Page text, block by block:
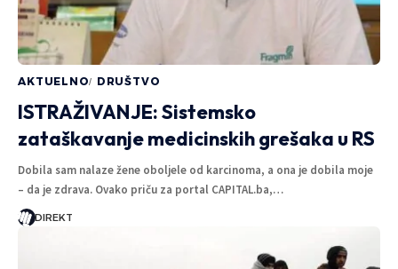
NIKOLIJA BJELICA ŠKRIVAN 6 MINUTA ČITANJA
AKTUELNO DRUŠTVO
ISTRAŽIVANJE: Sistemsko
zataškavanje medicinskih grešaka u RS
Dobila sam nalaze žene oboljele od karcinoma, a ona je dobila moje
– da je zdrava. Ovako priču za portal CAPITAL.ba,…
DIREKT